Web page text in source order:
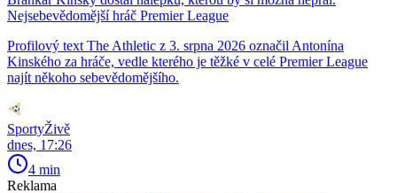
Nejsebevědomější hráč Premier League
Profilový text The Athletic z 3. srpna 2026 označil Antonína
Kinského za hráče, vedle kterého je těžké v celé Premier League
najít někoho sebevědomějšího.
SportyŽivě
dnes, 17:26
4 min
Reklama